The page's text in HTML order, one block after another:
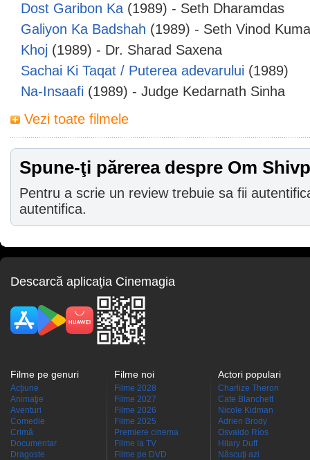
Dost Garibon Ka (1989) - Seth Dharamdas
Galiyon Ka Badshah (1989) - Seth Vinod
Khoj (1989) - Dr. Sharad Saxena
Sachai Ki Taqat / Puterea adevarului (1989)
Na-Insaafi (1989) - Judge Kedarnath Sinha
Vezi toate filmele
Spune-ţi părerea despre Om
Pentru a scrie un review trebuie sa fii
autentifica.
Descarcă aplicaţia Cinemagia
Filme pe genuri
Acţiune
Animaţie
Aventuri
Comedie
Crimă
Documentar
Dragoste
Filme noi
Filme 2028
Filme 2027
Filme 2026
Filme 2025
Premiere cinema
Filme la TV
Filme pe DVD
Actori populari
Charlize Theron
Cate Blanchett
Nicole Kidman
Adrien Brody
Osvaldo Ríos
Hilary Duff
Născuţi azi